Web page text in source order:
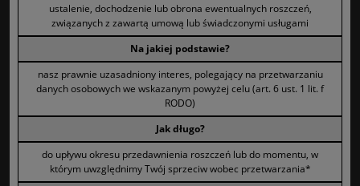
ustalenie, dochodzenie lub obrona ewentualnych roszczeń,
związanych z zawartą umową lub świadczonymi usługami
Na jakiej podstawie?
nasz prawnie uzasadniony interes, polegający na przetwarzaniu
danych osobowych we wskazanym powyżej celu (art. 6 ust. 1 lit. f
RODO)
Jak długo?
do upływu okresu przedawnienia roszczeń lub do momentu, w
którym uwzględnimy Twój sprzeciw wobec przetwarzania*